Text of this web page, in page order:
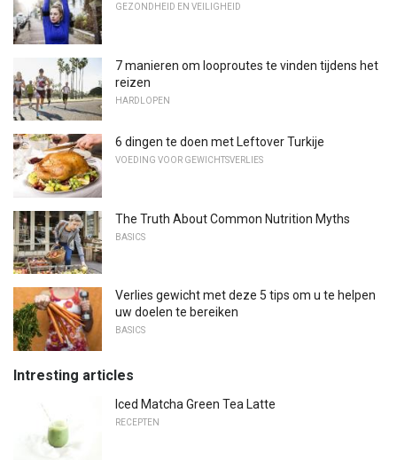
GEZONDHEID EN VEILIGHEID
7 manieren om looproutes te vinden tijdens het
reizen
HARDLOPEN
6 dingen te doen met Leftover Turkije
VOEDING VOOR GEWICHTSVERLIES
The Truth About Common Nutrition Myths
BASICS
Verlies gewicht met deze 5 tips om u te helpen
uw doelen te bereiken
BASICS
Intresting articles
Iced Matcha Green Tea Latte
RECEPTEN